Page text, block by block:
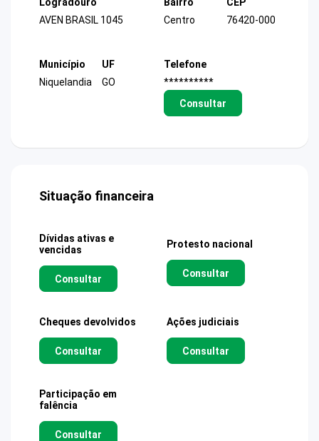
Logradouro
AVEN BRASIL 1045
Bairro
Centro
CEP
76420-000
Município
Niquelandia
UF
GO
Telefone
**********
Consultar
Situação financeira
Dívidas ativas e
vencidas
Consultar
Protesto nacional
Consultar
Cheques devolvidos
Consultar
Ações judiciais
Consultar
Participação em
falência
Consultar